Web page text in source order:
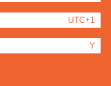
UTC+1
Y